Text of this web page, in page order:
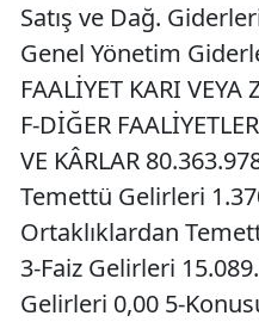
Satış ve Dağ.
Genel Yönetim
FAALİYET KARI
F-DİĞER
VE KÂRLAR
Temettü Gelirleri
Ortaklıklardan
3-Faiz Gelirleri
Gelirleri 0,00 5-